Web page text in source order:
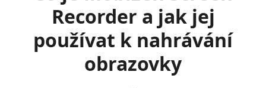
Recorder a jak jej
používat k nahrávání
obrazovky